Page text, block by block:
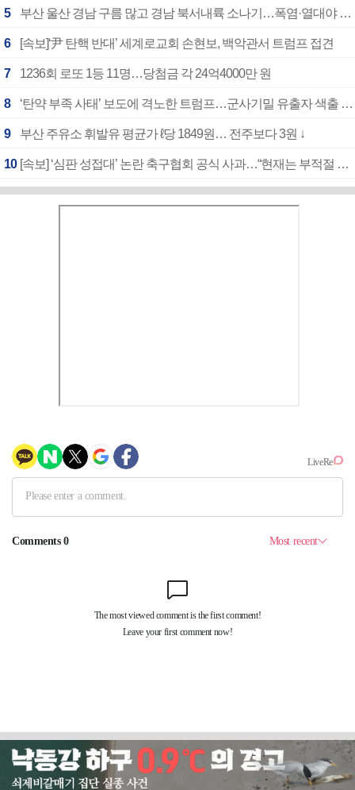
5 부산 울산 경남 구름 많고 경남 북서내륙 소나기…폭염·열대야 계속
6 [속보]‘尹 탄핵 반대’ 세계로교회 손현보, 백악관서 트럼프 접견
7 1236회 로또 1등 11명…당첨금 각 24억4000만 원
8 ‘탄약 부족 사태’ 보도에 격노한 트럼프…군사기밀 유출자 색출 지시
9 부산 주유소 휘발유 평균가 ℓ당 1849원… 전주보다 3원 ↓
10 [속보] ‘심판 성접대’ 논란 축구협회 공식 사과…“현재는 부적절 행위 없어”